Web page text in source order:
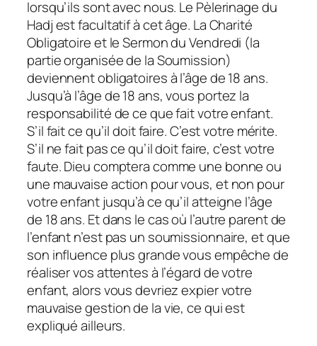
lorsqu’ils sont avec nous. Le Pèlerinage du
Hadj est facultatif à cet âge. La Charité
Obligatoire et le Sermon du Vendredi (la
partie organisée de la Soumission)
deviennent obligatoires à l’âge de 18 ans.
Jusqu’à l’âge de 18 ans, vous portez la
responsabilité de ce que fait votre enfant.
S’il fait ce qu’il doit faire. C’est votre mérite.
S’il ne fait pas ce qu’il doit faire, c’est votre
faute. Dieu comptera comme une bonne ou
une mauvaise action pour vous, et non pour
votre enfant jusqu’à ce qu’il atteigne l’âge
de 18 ans. Et dans le cas où l’autre parent de
l’enfant n’est pas un soumissionnaire, et que
son influence plus grande vous empêche de
réaliser vos attentes à l’égard de votre
enfant, alors vous devriez expier votre
mauvaise gestion de la vie, ce qui est
expliqué ailleurs.